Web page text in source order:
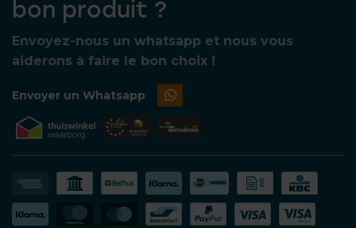
bon produit ?
Envoyez-nous un whatsapp et nous vous
aiderons à faire le bon choix !
Envoyer un Whatsapp